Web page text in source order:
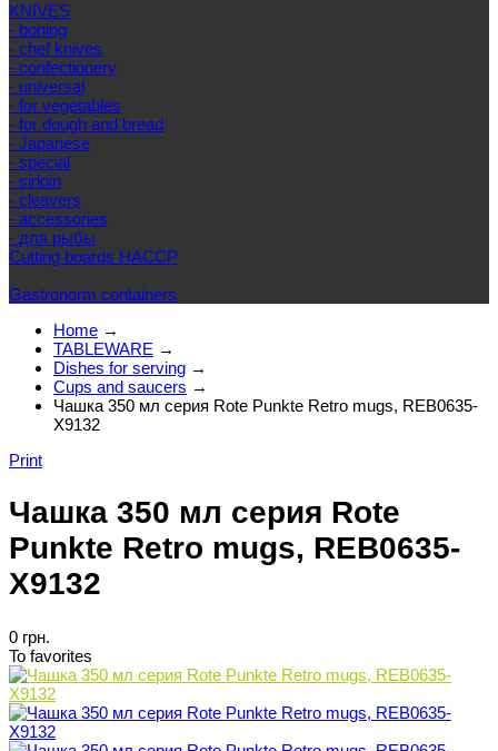
KNIVES
- boning
- chef knives
- confectionery
- universal
- for vegetables
- for dough and bread
- Japanese
- special
- sirloin
- cleavers
- accessories
- для рыбы
Cutting boards HACCP
Gastronorm containers
Home →
TABLEWARE →
Dishes for serving →
Cups and saucers →
Чашка 350 мл серия Rote Punkte Retro mugs, REB0635-
X9132
Print
Чашка 350 мл серия Rote
Punkte Retro mugs, REB0635-
X9132
0 грн.
To favorites